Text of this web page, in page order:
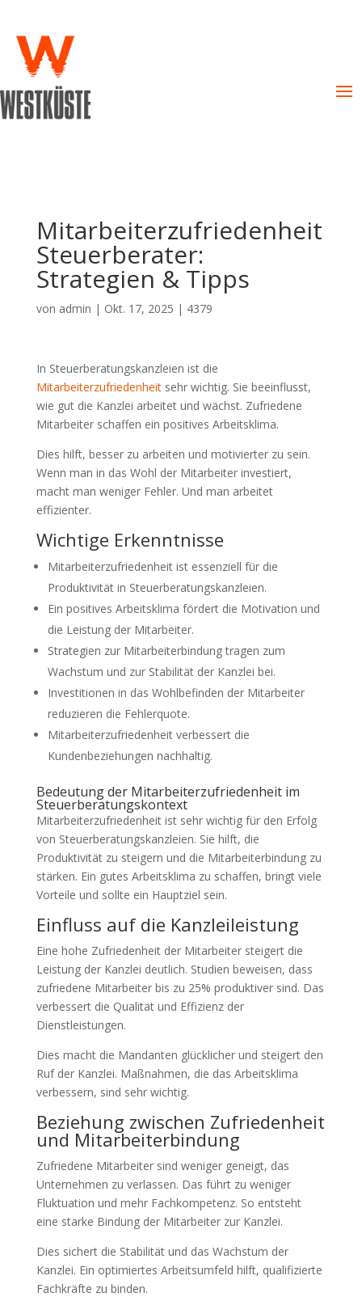
Mitarbeiterzufriedenheit
Steuerberater:
Strategien & Tipps
von admin | Okt. 17, 2025 | 4379
In Steuerberatungskanzleien ist die
Mitarbeiterzufriedenheitsehr wichtig. Sie beeinflusst,
wie gut die Kanzlei arbeitet und wächst. Zufriedene
Mitarbeiter schaffen ein positives Arbeitsklima.
Dies hilft, besser zu arbeiten und motivierter zu sein.
Wenn man in das Wohl der Mitarbeiter investiert,
macht man weniger Fehler. Und man arbeitet
effizienter.
Wichtige Erkenntnisse
Mitarbeiterzufriedenheit ist essenziell für die
Produktivität in Steuerberatungskanzleien.
Ein positives Arbeitsklima fördert die Motivation und
die Leistung der Mitarbeiter.
Strategien zur Mitarbeiterbindung tragen zum
Wachstum und zur Stabilität der Kanzlei bei.
Investitionen in das Wohlbefinden der Mitarbeiter
reduzieren die Fehlerquote.
Mitarbeiterzufriedenheit verbessert die
Kundenbeziehungen nachhaltig.
Bedeutung der Mitarbeiterzufriedenheit im
Steuerberatungskontext
Mitarbeiterzufriedenheit ist sehr wichtig für den Erfolg
von Steuerberatungskanzleien. Sie hilft, die
Produktivität zu steigern und die Mitarbeiterbindung zu
stärken. Ein gutes Arbeitsklima zu schaffen, bringt viele
Vorteile und sollte ein Hauptziel sein.
Einfluss auf die Kanzleileistung
Eine hohe Zufriedenheit der Mitarbeiter steigert die
Leistung der Kanzlei deutlich. Studien beweisen, dass
zufriedene Mitarbeiter bis zu 25% produktiver sind. Das
verbessert die Qualität und Effizienz der
Dienstleistungen.
Dies macht die Mandanten glücklicher und steigert den
Ruf der Kanzlei. Maßnahmen, die das Arbeitsklima
verbessern, sind sehr wichtig.
Beziehung zwischen Zufriedenheit
und Mitarbeiterbindung
Zufriedene Mitarbeiter sind weniger geneigt, das
Unternehmen zu verlassen. Das führt zu weniger
Fluktuation und mehr Fachkompetenz. So entsteht
eine starke Bindung der Mitarbeiter zur Kanzlei.
Dies sichert die Stabilität und das Wachstum der
Kanzlei. Ein optimiertes Arbeitsumfeld hilft, qualifizierte
Fachkräfte zu binden.